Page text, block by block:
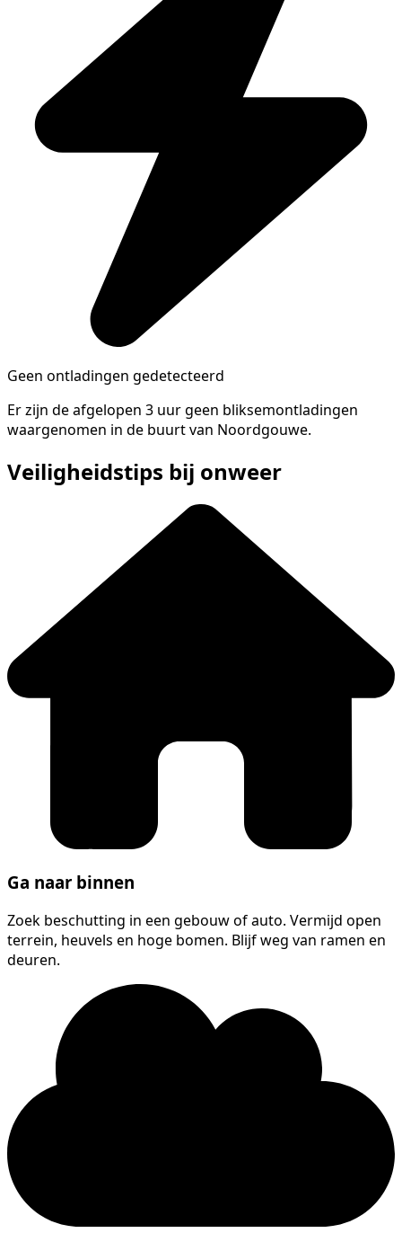
Geen ontladingen gedetecteerd
Er zijn de afgelopen 3 uur geen bliksemontladingen
waargenomen in de buurt van Noordgouwe.
Veiligheidstips bij onweer
Ga naar binnen
Zoek beschutting in een gebouw of auto. Vermijd open
terrein, heuvels en hoge bomen. Blijf weg van ramen en
deuren.